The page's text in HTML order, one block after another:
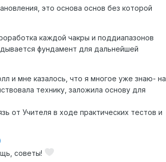
это основа основ без которой
каждой чакры и поддиапазонов
фундамент для дальнейшей
и мне казалось, что я многое уже знаю- на
технику, заложила основу для
от Учителя в ходе практических тестов и
советы!